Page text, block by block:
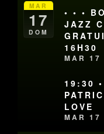
MAR
17
DOM
• • •
JAZZ
16H30
MAR 17
19:30
LOVE
MAR 17